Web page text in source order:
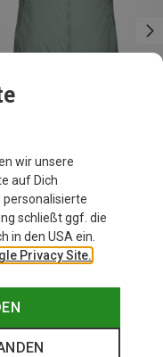
wir unsere
auf Dich
personalisierte
schließt ggf. die
in den USA ein.
Privacy Site.